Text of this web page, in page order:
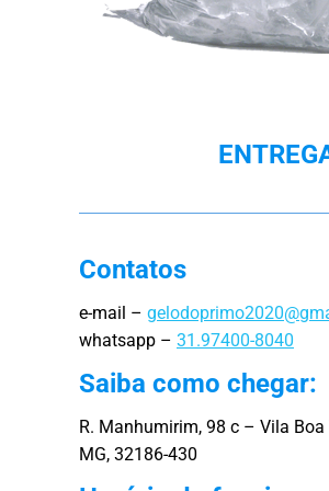
Contatos
e-mail –
whatsapp – 31.97400-8040
Saiba como chegar:
R. Manhumirim, 98 c – Vila
MG, 32186-430